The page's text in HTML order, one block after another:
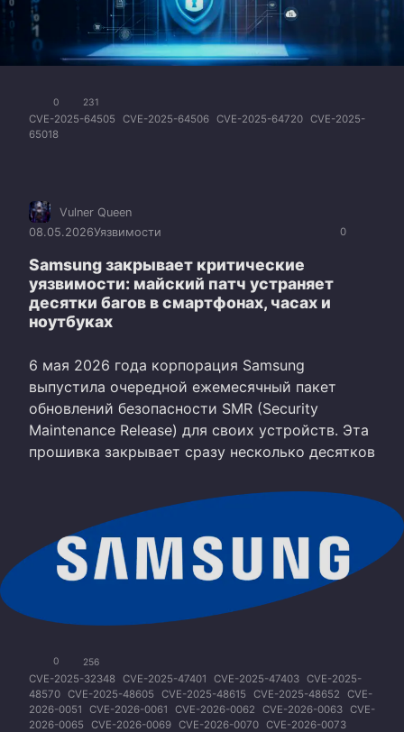
0 231
CVE-2025-64505 CVE-2025-64506 CVE-2025-64720 CVE-2025-
65018
0
Vulner Queen
08.05.2026Уязвимости
Samsung закрывает критические
уязвимости: майский патч устраняет
десятки багов в смартфонах, часах и
ноутбуках
6 мая 2026 года корпорация Samsung
выпустила очередной ежемесячный пакет
обновлений безопасности SMR (Security
Maintenance Release) для своих устройств. Эта
прошивка закрывает сразу несколько десятков
0 256
CVE-2025-32348 CVE-2025-47401 CVE-2025-47403 CVE-2025-
48570 CVE-2025-48605 CVE-2025-48615 CVE-2025-48652
CVE-
2026-0051
CVE-2026-0061 CVE-2026-0062 CVE-2026-0063 CVE-
2026-0065
CVE-2026-0069 CVE-2026-0070 CVE-2026-0073